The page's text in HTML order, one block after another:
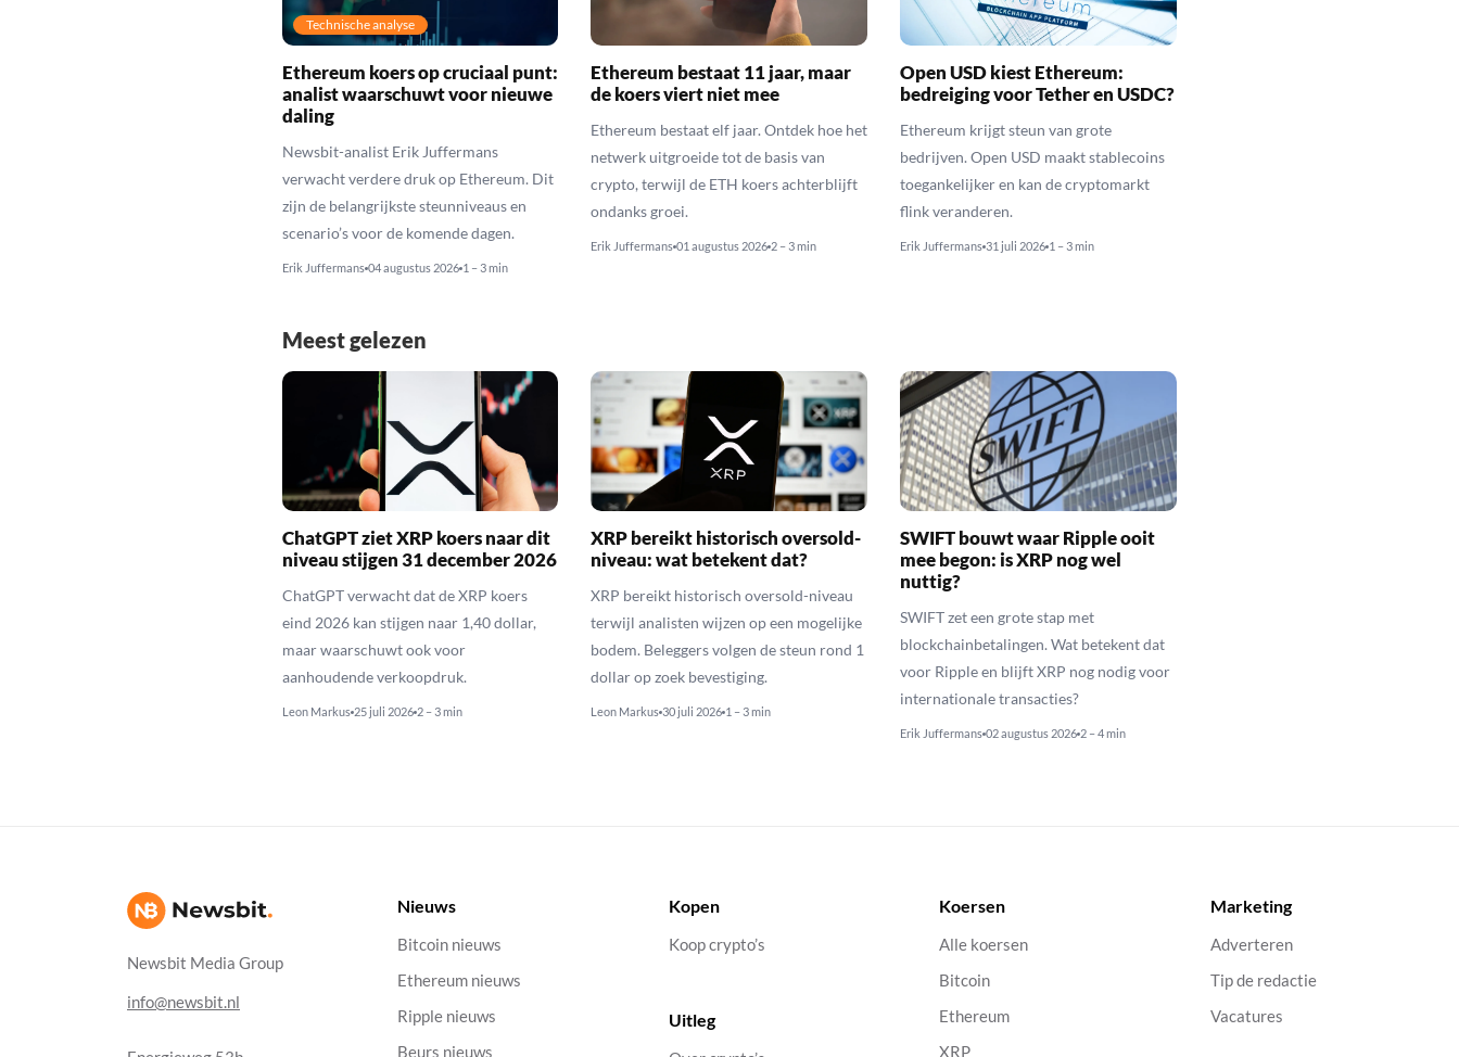
Technische analyse
Ethereum koers op cruciaal punt:
analist waarschuwt voor nieuwe
daling
Newsbit-analist Erik Juffermans
verwacht verdere druk op Ethereum. Dit
zijn de belangrijkste steunniveaus en
scenario’s voor de komende dagen.
Erik Juffermans 04 augustus 2026 1 – 3 min
Ethereum bestaat 11 jaar, maar
de koers viert niet mee
Ethereum bestaat elf jaar. Ontdek hoe het
netwerk uitgroeide tot de basis van
crypto, terwijl de ETH koers achterblijft
ondanks groei.
Erik Juffermans 01 augustus 2026 2 – 3 min
Open USD kiest Ethereum:
bedreiging voor Tether en USDC?
Ethereum krijgt steun van grote
bedrijven. Open USD maakt stablecoins
toegankelijker en kan de cryptomarkt
flink veranderen.
Erik Juffermans 31 juli 2026 1 – 3 min
Meest gelezen
ChatGPT ziet XRP koers naar dit
niveau stijgen 31 december 2026
ChatGPT verwacht dat de XRP koers
eind 2026 kan stijgen naar 1,40 dollar,
maar waarschuwt ook voor
aanhoudende verkoopdruk.
Leon Markus 25 juli 2026 2 – 3 min
XRP bereikt historisch oversold-
niveau: wat betekent dat?
XRP bereikt historisch oversold-niveau
terwijl analisten wijzen op een mogelijke
bodem. Beleggers volgen de steun rond 1
dollar op zoek bevestiging.
Leon Markus 30 juli 2026 1 – 3 min
SWIFT bouwt waar Ripple ooit
mee begon: is XRP nog wel
nuttig?
SWIFT zet een grote stap met
blockchainbetalingen. Wat betekent dat
voor Ripple en blijft XRP nog nodig voor
internationale transacties?
Erik Juffermans 02 augustus 2026 2 – 4 min
Newsbit Media Group
info@newsbit.nl
Nieuws
Bitcoin nieuws
Ethereum nieuws
Ripple nieuws
Beurs nieuws
Kopen
Koop crypto’s
Uitleg
Koersen
Alle koersen
Bitcoin
Ethereum
XRP
Marketing
Adverteren
Tip de redactie
Vacatures